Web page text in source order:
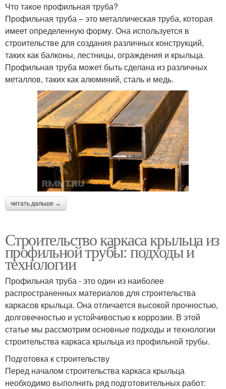
Что такое профильная труба?
Профильная труба – это металлическая труба, которая
имеет определенную форму. Она используется в
строительстве для создания различных конструкций,
таких как балконы, лестницы, ограждения и крыльца.
Профильная труба может быть сделана из различных
металлов, таких как алюминий, сталь и медь.
читать дальше →
Строительство каркаса крыльца из
профильной трубы: подходы и
технологии
Профильная труба - это один из наиболее
распространенных материалов для строительства
каркасов крыльца. Она отличается высокой прочностью,
долговечностью и устойчивостью к коррозии. В этой
статье мы рассмотрим основные подходы и технологии
строительства каркаса крыльца из профильной трубы.
Подготовка к строительству
Перед началом строительства каркаса крыльца
необходимо выполнить ряд подготовительных работ: